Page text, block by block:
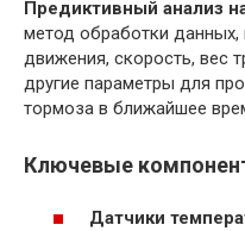
Предиктивный анализ
метод обработки данных,
движения, скорость, вес
другие параметры для
тормоза в ближайшее
Ключевые
Датчики